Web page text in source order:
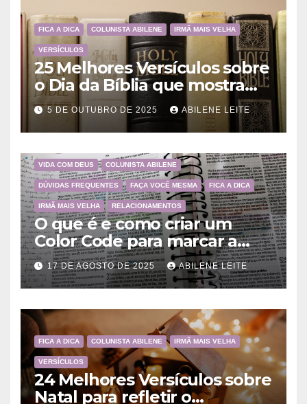
FICA A DICA COLUNISTA ABILENE IRMÃ MAIS VELHA
VERSÍCULOS
25 Melhores Versículos sobre
o Dia da Bíblia que mostram
a importância da Palavra de
Deus
5 DE OUTUBRO DE 2025 ABILENE LEITE
VIDA COM DEUS COLUNISTA ABILENE
DÚVIDAS FREQUENTES FAÇA VOCÊ MESMA FICA A DICA
IRMÃ MAIS VELHA RELACIONAMENTOS
O que é e como criar um
Color Code para marcar a
Bíblia?
17 DE AGOSTO DE 2025 ABILENE LEITE
FICA A DICA COLUNISTA ABILENE IRMÃ MAIS VELHA
VERSÍCULOS
24 Melhores Versículos sobre
Natal para refletir o